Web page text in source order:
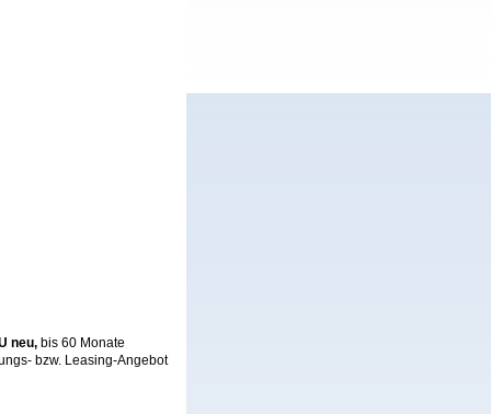
neu, bis 60 Monate
bzw. Leasing-Angebot